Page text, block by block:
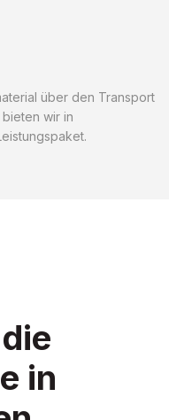
über den Transport
wir in
in